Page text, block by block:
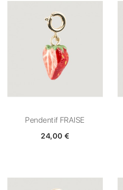
Pendentif FRAISE
24,00 €